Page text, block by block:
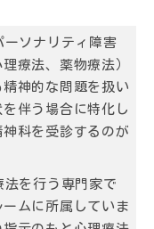
ソナリティ障害
療法、薬物療法）
神的な問題を扱い
伴う場合に特化し
科を受診するのが
を行う専門家で
ムに所属していま